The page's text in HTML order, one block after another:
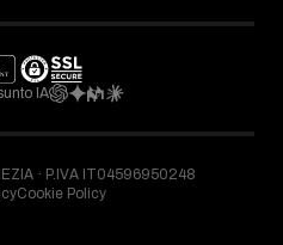
IA
· P.IVA IT04596950248
Cookie Policy